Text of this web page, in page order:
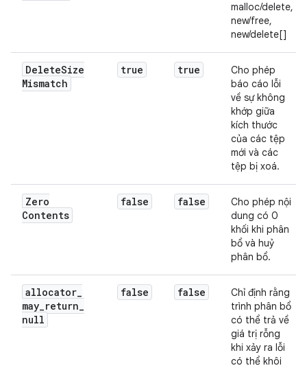
malloc/delete,
new/free,
new/delete[]
DeleteSize
Mismatch
true true
Cho phép
báo cáo lỗi
về sự không
khớp giữa
kích thước
của các tệp
mới và các
tệp bị xoá.
Zero
Contents
false false
Cho phép nội
dung có 0
khối khi phân
bổ và huỷ
phân bổ.
allocator_
may_return_
null
false false
Chỉ định rằng
trình phân bổ
có thể trả về
giá trị rỗng
khi xảy ra lỗi
có thể khôi